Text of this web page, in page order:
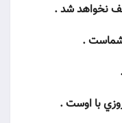
نخواهد شد .
شماست .
با اوست .